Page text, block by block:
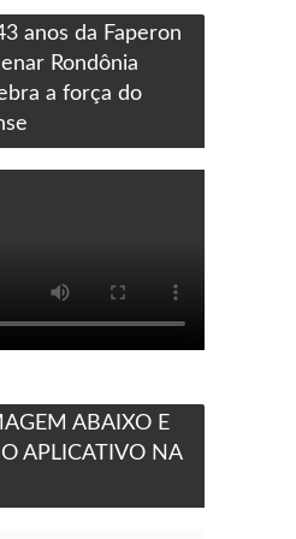
anos da Faperon
Rondônia
a força do
ABAIXO E
APLICATIVO NA